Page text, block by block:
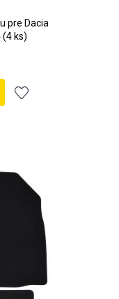
pre Dacia
(4 ks)
zoznamu
prianí